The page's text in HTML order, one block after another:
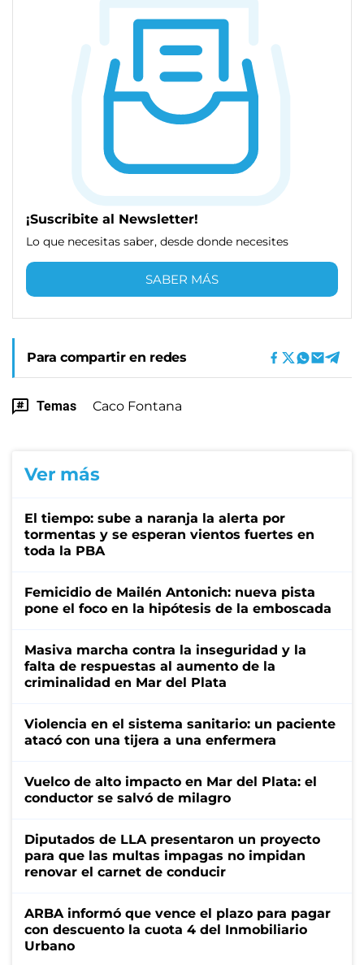
¡Suscribite al Newsletter!
Lo que necesitas saber, desde donde necesites
SABER MÁS
Para compartir en redes
Temas Caco Fontana
Ver más
El tiempo: sube a naranja la alerta por
tormentas y se esperan vientos fuertes en
toda la PBA
Femicidio de Mailén Antonich: nueva pista
pone el foco en la hipótesis de la emboscada
Masiva marcha contra la inseguridad y la
falta de respuestas al aumento de la
criminalidad en Mar del Plata
Violencia en el sistema sanitario: un paciente
atacó con una tijera a una enfermera
Vuelco de alto impacto en Mar del Plata: el
conductor se salvó de milagro
Diputados de LLA presentaron un proyecto
para que las multas impagas no impidan
renovar el carnet de conducir
ARBA informó que vence el plazo para pagar
con descuento la cuota 4 del Inmobiliario
Urbano